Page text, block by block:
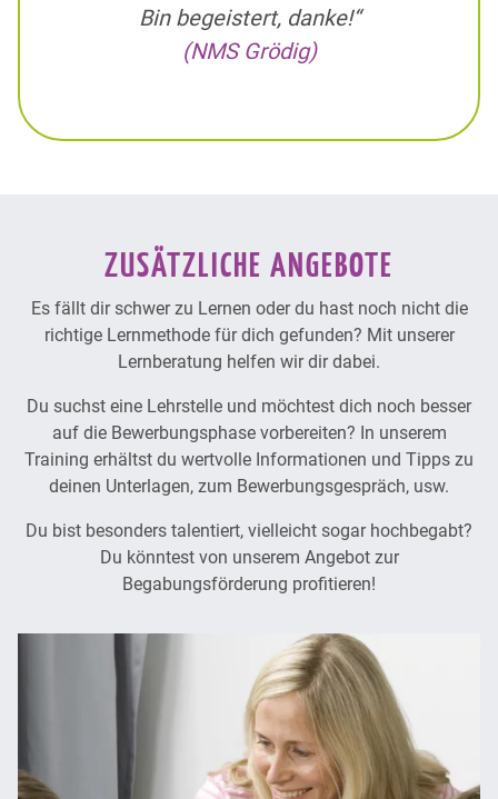
Bin begeistert, danke!“
(NMS Grödig)
ZUSÄTZLICHE ANGEBOTE
Es fällt dir schwer zu Lernen oder du hast noch nicht die
richtige Lernmethode für dich gefunden? Mit unserer
Lernberatung helfen wir dir dabei.
Du suchst eine Lehrstelle und möchtest dich noch besser
auf die Bewerbungsphase vorbereiten? In unserem
Training erhältst du wertvolle Informationen und Tipps zu
deinen Unterlagen, zum Bewerbungsgespräch, usw.
Du bist besonders talentiert, vielleicht sogar hochbegabt?
Du könntest von unserem Angebot zur
Begabungsförderung profitieren!